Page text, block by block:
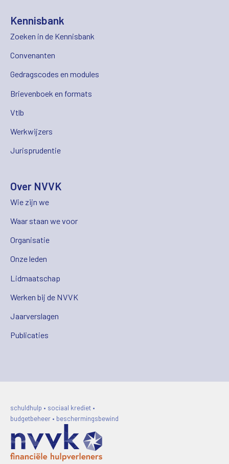
Kennisbank
Zoeken in de Kennisbank
Convenanten
Gedragscodes en modules
Brievenboek en formats
Vtlb
Werkwijzers
Jurisprudentie
Over NVVK
Wie zijn we
Waar staan we voor
Organisatie
Onze leden
Lidmaatschap
Werken bij de NVVK
Jaarverslagen
Publicaties
schuldhulp • sociaal krediet •
budgetbeheer • beschermingsbewind